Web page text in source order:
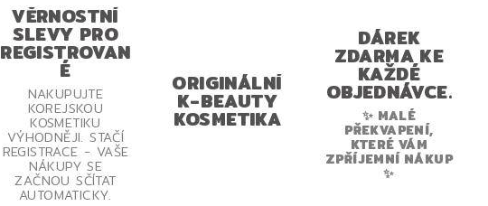
VĚRNOSTNÍ
SLEVY PRO
REGISTROVAN
É
NAKUPUJTE
KOREJSKOU
KOSMETIKU
VÝHODNĚJI. STAČÍ
REGISTRACE - VAŠE
NÁKUPY SE
ZAČNOU SČÍTAT
AUTOMATICKY.
ORIGINÁLNÍ
K-BEAUTY
KOSMETIKA
DÁREK
ZDARMA KE
KAŽDÉ
OBJEDNÁVCE.
✨ MALÉ
PŘEKVAPENÍ,
KTERÉ VÁM
ZPŘÍJEMNÍ NÁKUP
✨